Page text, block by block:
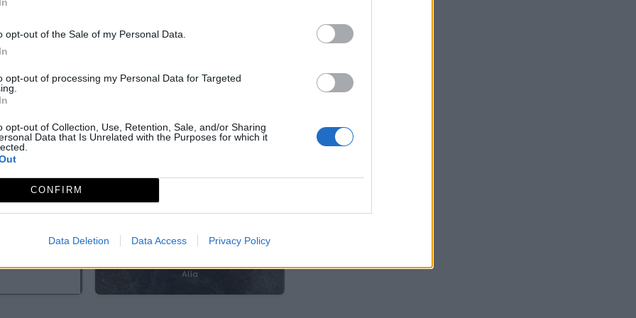
opt-out of the Sale of my Personal Data.
opt-out of processing my Personal Data for Targeted
opt-out of Collection, Use, Retention, Sale, and/or Sharing
Data that Is Unrelated with the Purposes for which it
CONFIRM
Data Deletion Data Access Privacy Policy
Alía